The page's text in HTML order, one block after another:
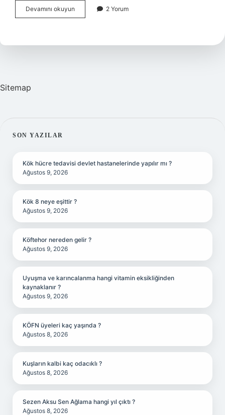
Devamını okuyun
değer
?
2 Yorum
Sitemap
SIDEBAR
SON YAZILAR
Kök hücre tedavisi devlet hastanelerinde yapılır mı ?
Ağustos 9, 2026
Kök 8 neye eşittir ?
Ağustos 9, 2026
Köftehor nereden gelir ?
Ağustos 9, 2026
Uyuşma ve karıncalanma hangi vitamin eksikliğinden
kaynaklanır ?
Ağustos 9, 2026
KÖFN üyeleri kaç yaşında ?
Ağustos 8, 2026
Kuşların kalbi kaç odacıklı ?
Ağustos 8, 2026
Sezen Aksu Sen Ağlama hangi yıl çıktı ?
Ağustos 8, 2026